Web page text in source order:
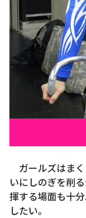
ガールズはま
いにしのぎを削
揮する場面も十
したい。